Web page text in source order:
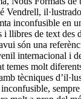
Vendrell,
inconfusible en
i llibres de text des
són una
internacional i
temes molt
tècniques